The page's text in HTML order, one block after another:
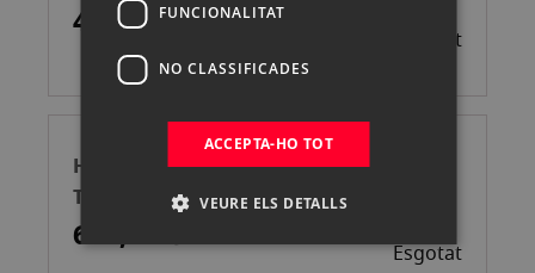
449,00 € Esgotat
HOLLYLAND PYRO 7 MONITOR
TRANSCEPTOR INALÁMBRICO 4K
603,90 € Esgotat
FUNCIONALITAT
NO CLASSIFICADES
ACCEPTA-HO TOT
VEURE ELS DETALLS